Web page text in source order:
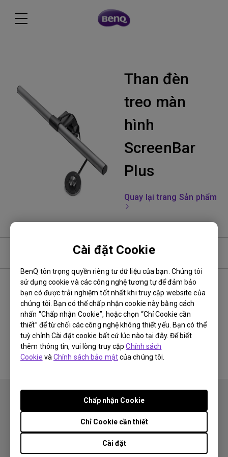
Cài đặt Cookie
BenQ tôn trọng quyền riêng tư dữ liệu của bạn. Chúng tôi
sử dụng cookie và các công nghệ tương tự để đảm bảo
bạn có được trải nghiệm tốt nhất khi truy cập website của
chúng tôi. Bạn có thể chấp nhận cookie này bằng cách
nhấn “Chấp nhận Cookie”, hoặc chọn “Chỉ Cookie cần
thiết” để từ chối các công nghệ không thiết yếu. Bạn có thể
tuỳ chỉnh Cài đặt cookie bất cứ lúc nào tại đây. Để biết
thêm thông tin, vui lòng truy cậpChính sách
Cookie vàChính sách bảo mậtcủa chúng tôi.
Cài đặt
Chỉ Cookie cần thiết
Chấp nhận Cookie
Than đèn
treo màn
hình
ScreenBar
Plus
Quay lại trang Sản phẩm
0 kết quả Newest
Không có video liên quan